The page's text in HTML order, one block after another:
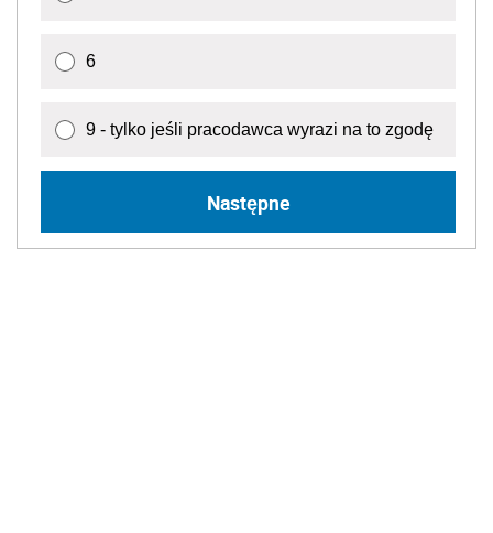
6
9 - tylko jeśli pracodawca wyrazi na to zgodę
Następne